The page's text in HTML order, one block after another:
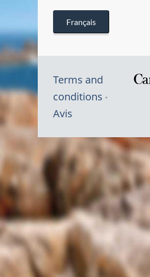
Français
Terms and
conditions
Avis